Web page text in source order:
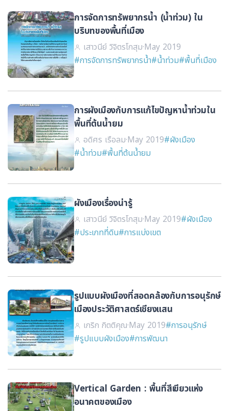
การจัดการทรัพยากรน้ำ (น้ำท่วม) ใน
บริบทของพื้นที่เมือง
เสาวนีย์ วิจิตรโกสุม·May 2019
#การจัดการทรัพยากรน้ำ#น้ำท่วม#พื้นที่เมือง
การผังเมืองกับการแก้ไขปัญหาน้ำท่วมใน
พื้นที่ต้นน้ำยม
อดิศร เรือลม·May 2019#ผังเมือง
#น้ำท่วม#พื้นที่ต้นน้ำยม
ผังเมืองเรื่องน่ารู้
เสาวนีย์ วิจิตรโกสุม·May 2019#ผังเมือง
#ประเภทที่ดิน#การแบ่งเขต
รูปแบบผังเมืองที่สอดคล้องกับการอนุรักษ์
เมืองประวัติศาสตร์เชียงแสน
เกริก กิตติคุณ·May 2019#การอนุรักษ์
#รูปแบบผังเมือง#การพัฒนา
Vertical Garden : พื้นที่สีเขียวแห่ง
อนาคตของเมือง